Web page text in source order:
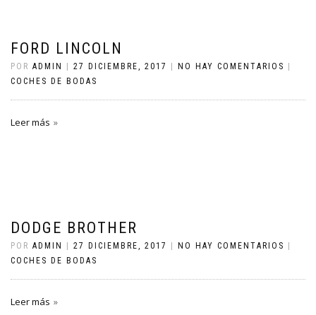
FORD LINCOLN
POR ADMIN 27 DICIEMBRE, 2017 NO HAY COMENTARIOS
COCHES DE BODAS
Leer más
DODGE BROTHER
POR ADMIN 27 DICIEMBRE, 2017 NO HAY COMENTARIOS
COCHES DE BODAS
Leer más